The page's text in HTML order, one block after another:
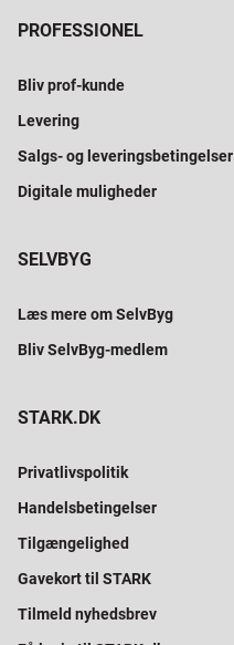
PROFESSIONEL
Bliv prof-kunde
Levering
Salgs- og leveringsbetingelser
Digitale muligheder
SELVBYG
Læs mere om SelvByg
Bliv SelvByg-medlem
STARK.DK
Privatlivspolitik
Handelsbetingelser
Tilgængelighed
Gavekort til STARK
Tilmeld nyhedsbrev